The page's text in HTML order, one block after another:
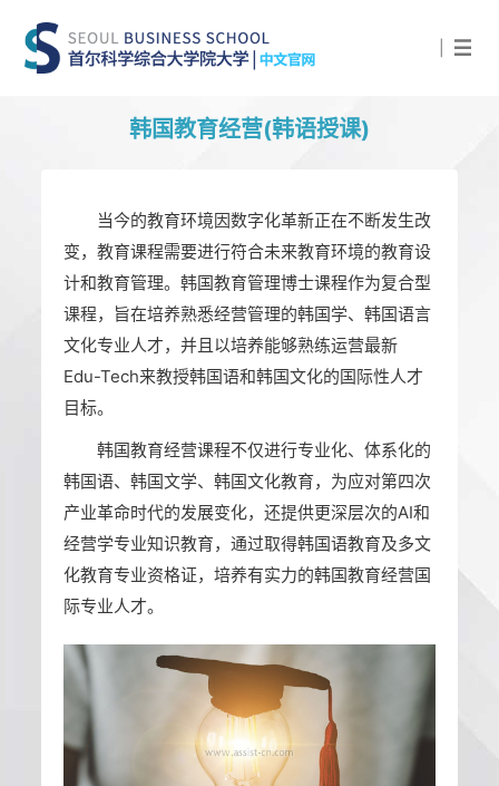
韩国教育经营(韩语授课)
当今的教育环境因数字化革新正在不断发生改
变，教育课程需要进行符合未来教育环境的教育设
计和教育管理。韩国教育管理博士课程作为复合型
课程，旨在培养熟悉经营管理的韩国学、韩国语言
文化专业人才，并且以培养能够熟练运营最新
Edu-Tech来教授韩国语和韩国文化的国际性人才
目标。
韩国教育经营课程不仅进行专业化、体系化的
韩国语、韩国文学、韩国文化教育，为应对第四次
产业革命时代的发展变化，还提供更深层次的AI和
经营学专业知识教育，通过取得韩国语教育及多文
化教育专业资格证，培养有实力的韩国教育经营国
际专业人才。